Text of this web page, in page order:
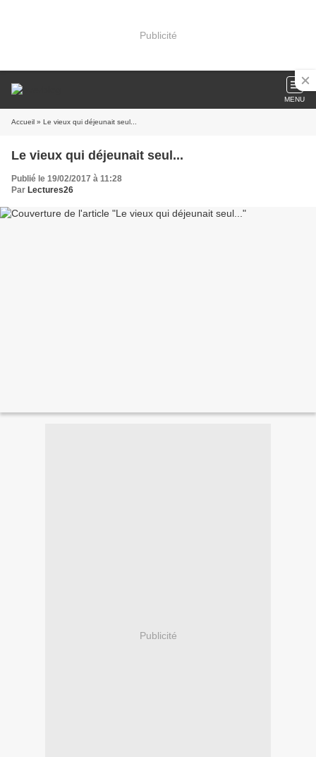
Publicité
MENU
Accueil » Le vieux qui déjeunait seul...
Le vieux qui déjeunait seul...
Publié le 19/02/2017 à 11:28
Par Lectures26
Publicité